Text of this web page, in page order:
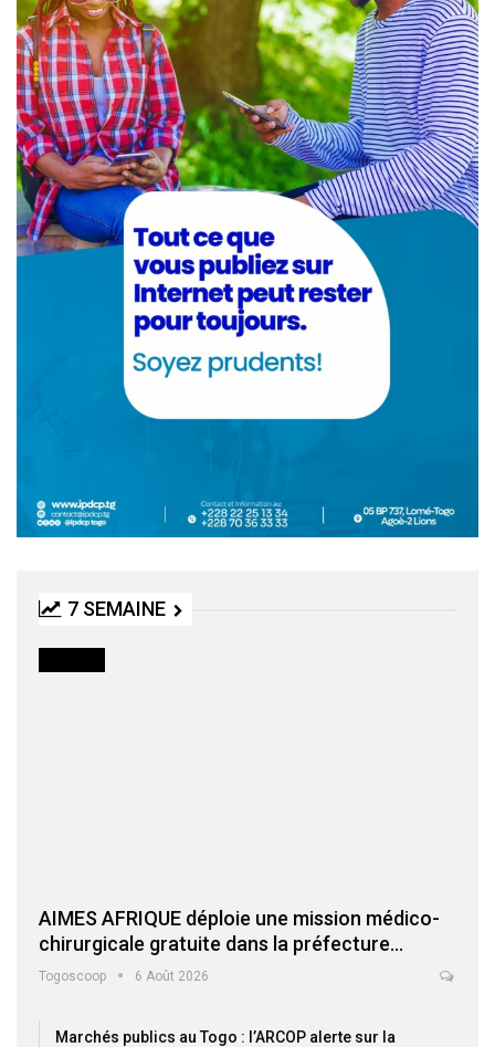
7 SEMAINE
AIMES AFRIQUE déploie une mission médico-
chirurgicale gratuite dans la préfecture…
Togoscoop 6 Août 2026
Marchés publics au Togo : l’ARCOP alerte sur la